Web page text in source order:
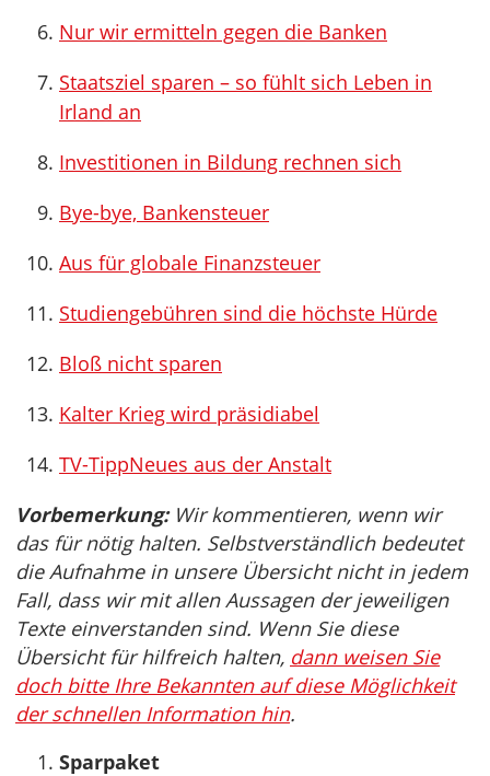
Nur wir ermitteln gegen die Banken
Staatsziel sparen – so fühlt sich Leben in
Irland an
Investitionen in Bildung rechnen sich
Bye-bye, Bankensteuer
Aus für globale Finanzsteuer
Studiengebühren sind die höchste Hürde
Bloß nicht sparen
Kalter Krieg wird präsidiabel
TV-TippNeues aus der Anstalt
Vorbemerkung:Wir kommentieren, wenn wir
das für nötig halten. Selbstverständlich bedeutet
die Aufnahme in unsere Übersicht nicht in jedem
Fall, dass wir mit allen Aussagen der jeweiligen
Texte einverstanden sind. Wenn Sie diese
Übersicht für hilfreich halten, dann weisen Sie
doch bitte Ihre Bekannten auf diese Möglichkeit
der schnellen Information hin.
Sparpaket